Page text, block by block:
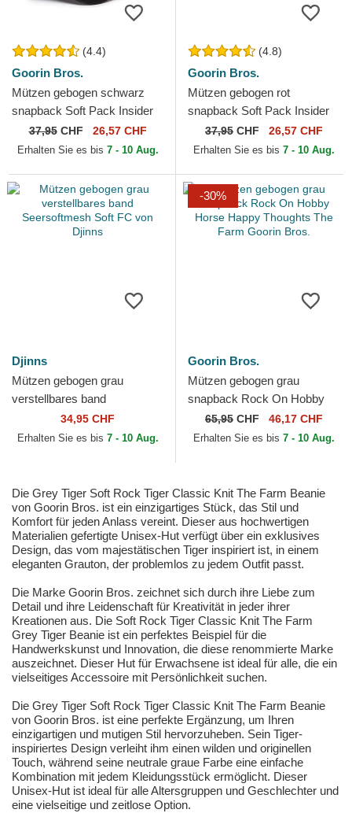
(4.4)
Goorin Bros.
Mützen gebogen schwarz
snapback Soft Pack Insider
Club The Farm Goorin Bros.
37,95CHF 26,57 CHF
Erhalten Sie es bis 7 - 10 Aug.
(4.8)
Goorin Bros.
Mützen gebogen rot
snapback Soft Pack Insider
Club The Farm Goorin Bros.
37,95 CHF 26,57 CHF
Erhalten Sie es bis 7 - 10 Aug.
Djinns
Mützen gebogen grau
verstellbares band
Seersoftmesh Soft FC von
Djinns
34,95 CHF
Erhalten Sie es bis 7 - 10 Aug.
-30%
Goorin Bros.
Mützen gebogen grau
snapback Rock On Hobby
Horse Happy Thoughts The
Farm Goorin Bros.
65,95 CHF 46,17 CHF
Erhalten Sie es bis 7 - 10 Aug.
Die Grey Tiger Soft Rock Tiger Classic Knit The Farm Beanie
von Goorin Bros. ist ein einzigartiges Stück, das Stil und
Komfort für jeden Anlass vereint. Dieser aus hochwertigen
Materialien gefertigte Unisex-Hut verfügt über ein exklusives
Design, das vom majestätischen Tiger inspiriert ist, in einem
eleganten Grauton, der problemlos zu jedem Outfit passt.
Die Marke Goorin Bros. zeichnet sich durch ihre Liebe zum
Detail und ihre Leidenschaft für Kreativität in jeder ihrer
Kreationen aus. Die Soft Rock Tiger Classic Knit The Farm
Grey Tiger Beanie ist ein perfektes Beispiel für die
Handwerkskunst und Innovation, die diese renommierte Marke
auszeichnet. Dieser Hut für Erwachsene ist ideal für alle, die ein
vielseitiges Accessoire mit Persönlichkeit suchen.
Die Grey Tiger Soft Rock Tiger Classic Knit The Farm Beanie
von Goorin Bros. ist eine perfekte Ergänzung, um Ihren
einzigartigen und mutigen Stil hervorzuheben. Sein Tiger-
inspiriertes Design verleiht ihm einen wilden und originellen
Touch, während seine neutrale graue Farbe eine einfache
Kombination mit jedem Kleidungsstück ermöglicht. Dieser
Unisex-Hut ist ideal für alle Altersgruppen und Geschlechter und
eine vielseitige und zeitlose Option.